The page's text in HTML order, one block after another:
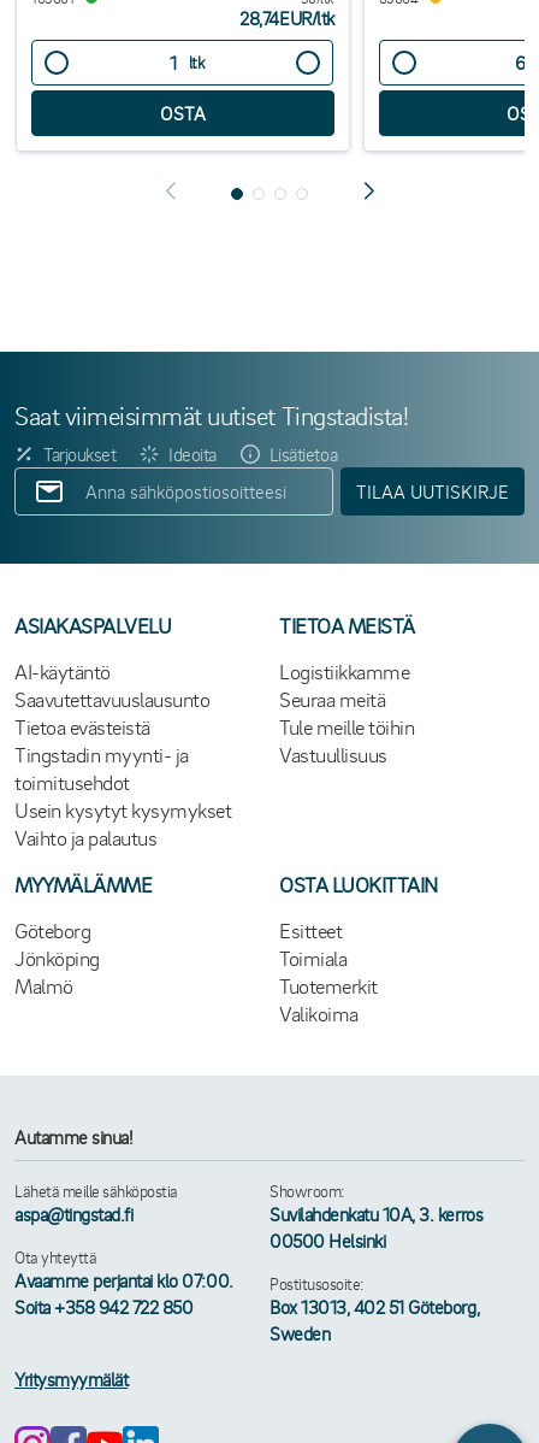
28,74EUR/ltk
ltk
Saat viimeisimmät uutiset Tingstadista!
Tarjoukset Ideoita
Lisätietoa
TILAA UUTISKIRJE
ASIAKASPALVELU
AI-käytäntö
Saavutettavuuslausunto
Tietoa evästeistä
Tingstadin myynti- ja
toimitusehdot
Usein kysytyt kysymykset
Vaihto ja palautus
TIETOA MEISTÄ
Logistiikkamme
Seuraa meitä
Tule meille töihin
Vastuullisuus
MYYMÄLÄMME
Göteborg
Jönköping
Malmö
OSTA LUOKITTAIN
Esitteet
Toimiala
Tuotemerkit
Valikoima
Autamme sinua!
Lähetä meille sähköpostia
aspa@tingstad.fi
Ota yhteyttä
Avaamme perjantai klo 07:00.
Soita +358 942 722 850
Showroom:
Suvilahdenkatu 10A, 3. kerros
00500 Helsinki
Postitusosoite:
Box 13013, 402 51 Göteborg,
Sweden
Yritysmyymälät